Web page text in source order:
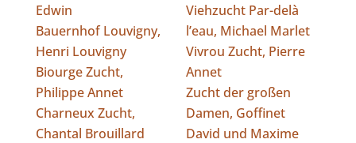
Edwin
Bauernhof Louvigny,
Henri Louvigny
Biourge Zucht,
Philippe Annet
Charneux Zucht,
Chantal Brouillard
Viehzucht Par-delà
l’eau, Michael Marlet
Vivrou Zucht, Pierre
Annet
Zucht der großen
Damen, Goffinet
David und Maxime